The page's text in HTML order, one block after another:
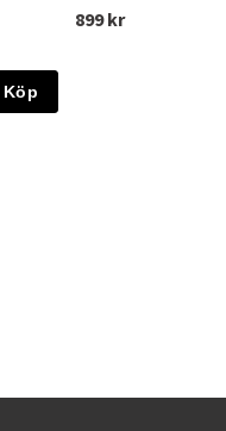
Köp
899 kr